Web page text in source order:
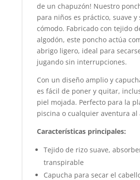
de un chapuzón! Nuestro
para niños es práctico, suave y
cómodo. Fabricado con tejido
algodón, este poncho actúa
abrigo ligero, ideal para
jugando sin interrupciones.
Con un diseño amplio y
es fácil de poner y quitar,
piel mojada. Perfecto para la
piscina o cualquier aventura
Características principales:
Tejido de rizo suave,
transpirable
Capucha para secar el